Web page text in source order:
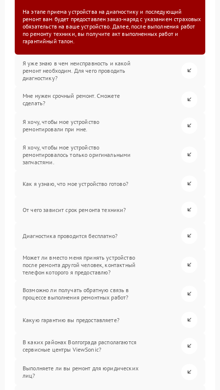
На этапе приема устройства на диагностику и последующий
ремонт вам будет предоставлен заказ-наряд с указанием страховых
обязательств на ваше устройство. Далее, после выполнения работ
по ремонту техники, вы получите акт выполненных работ и
гарантийный талон.
Я уже знаю в чем неисправность и какой
ремонт необходим. Для чего проводить
диагностику?
Мне нужен срочный ремонт. Сможете
сделать?
Я хочу, чтобы мое устройство
ремонтировали при мне.
Я хочу, чтобы мое устройство
ремонтировалось только оригинальными
запчастями.
Как я узнаю, что мое устройство готово?
От чего зависит срок ремонта техники?
Диагностика проводится бесплатно?
Может ли вместо меня принять устройство
после ремонта другой человек, контактный
телефон которого я предоставлю?
Возможно ли получать обратную связь в
процессе выполнения ремонтных работ?
Какую гарантию вы предоставляете?
В каких районах Волгограда располагаются
сервисные центры ViewSonic?
Выполняете ли вы ремонт для юридических
лиц?